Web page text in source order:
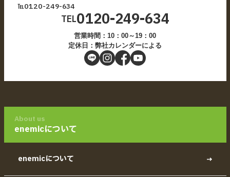
℡0120-249-634
TEL0120-249-634
営業時間：10：00～19：00
定休日：弊社カレンダーによる
About us
enemicについて
enemicについて